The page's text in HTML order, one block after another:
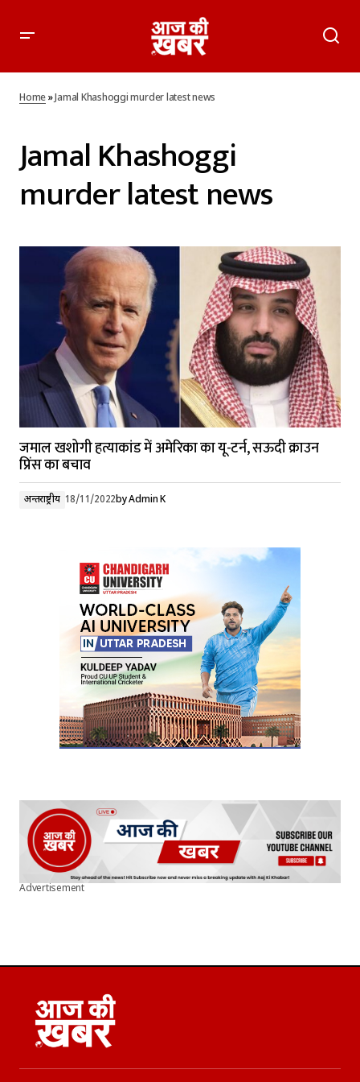
Home»Jamal Khashoggi murder latest news
Jamal Khashoggi
murder latest news
जमाल खशोगी हत्याकांड में अमेरिका का यू-टर्न, सऊदी क्राउन
प्रिंस का बचाव
अन्तर्राष्ट्रीय 18/11/2022byAdmin K
Advertisement